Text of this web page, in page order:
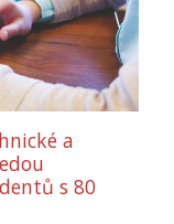
a
s 80